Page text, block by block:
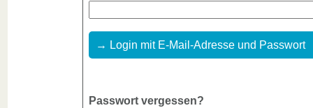
→ Login mit E-Mail-Adresse und Passwort
Passwort vergessen?